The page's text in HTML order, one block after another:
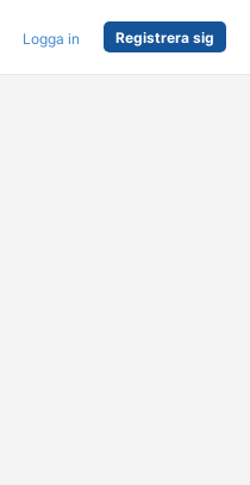
Logga in Registrera sig